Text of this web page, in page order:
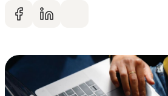
Dela på facebook
Dela på LinkedIn
Artikelbild